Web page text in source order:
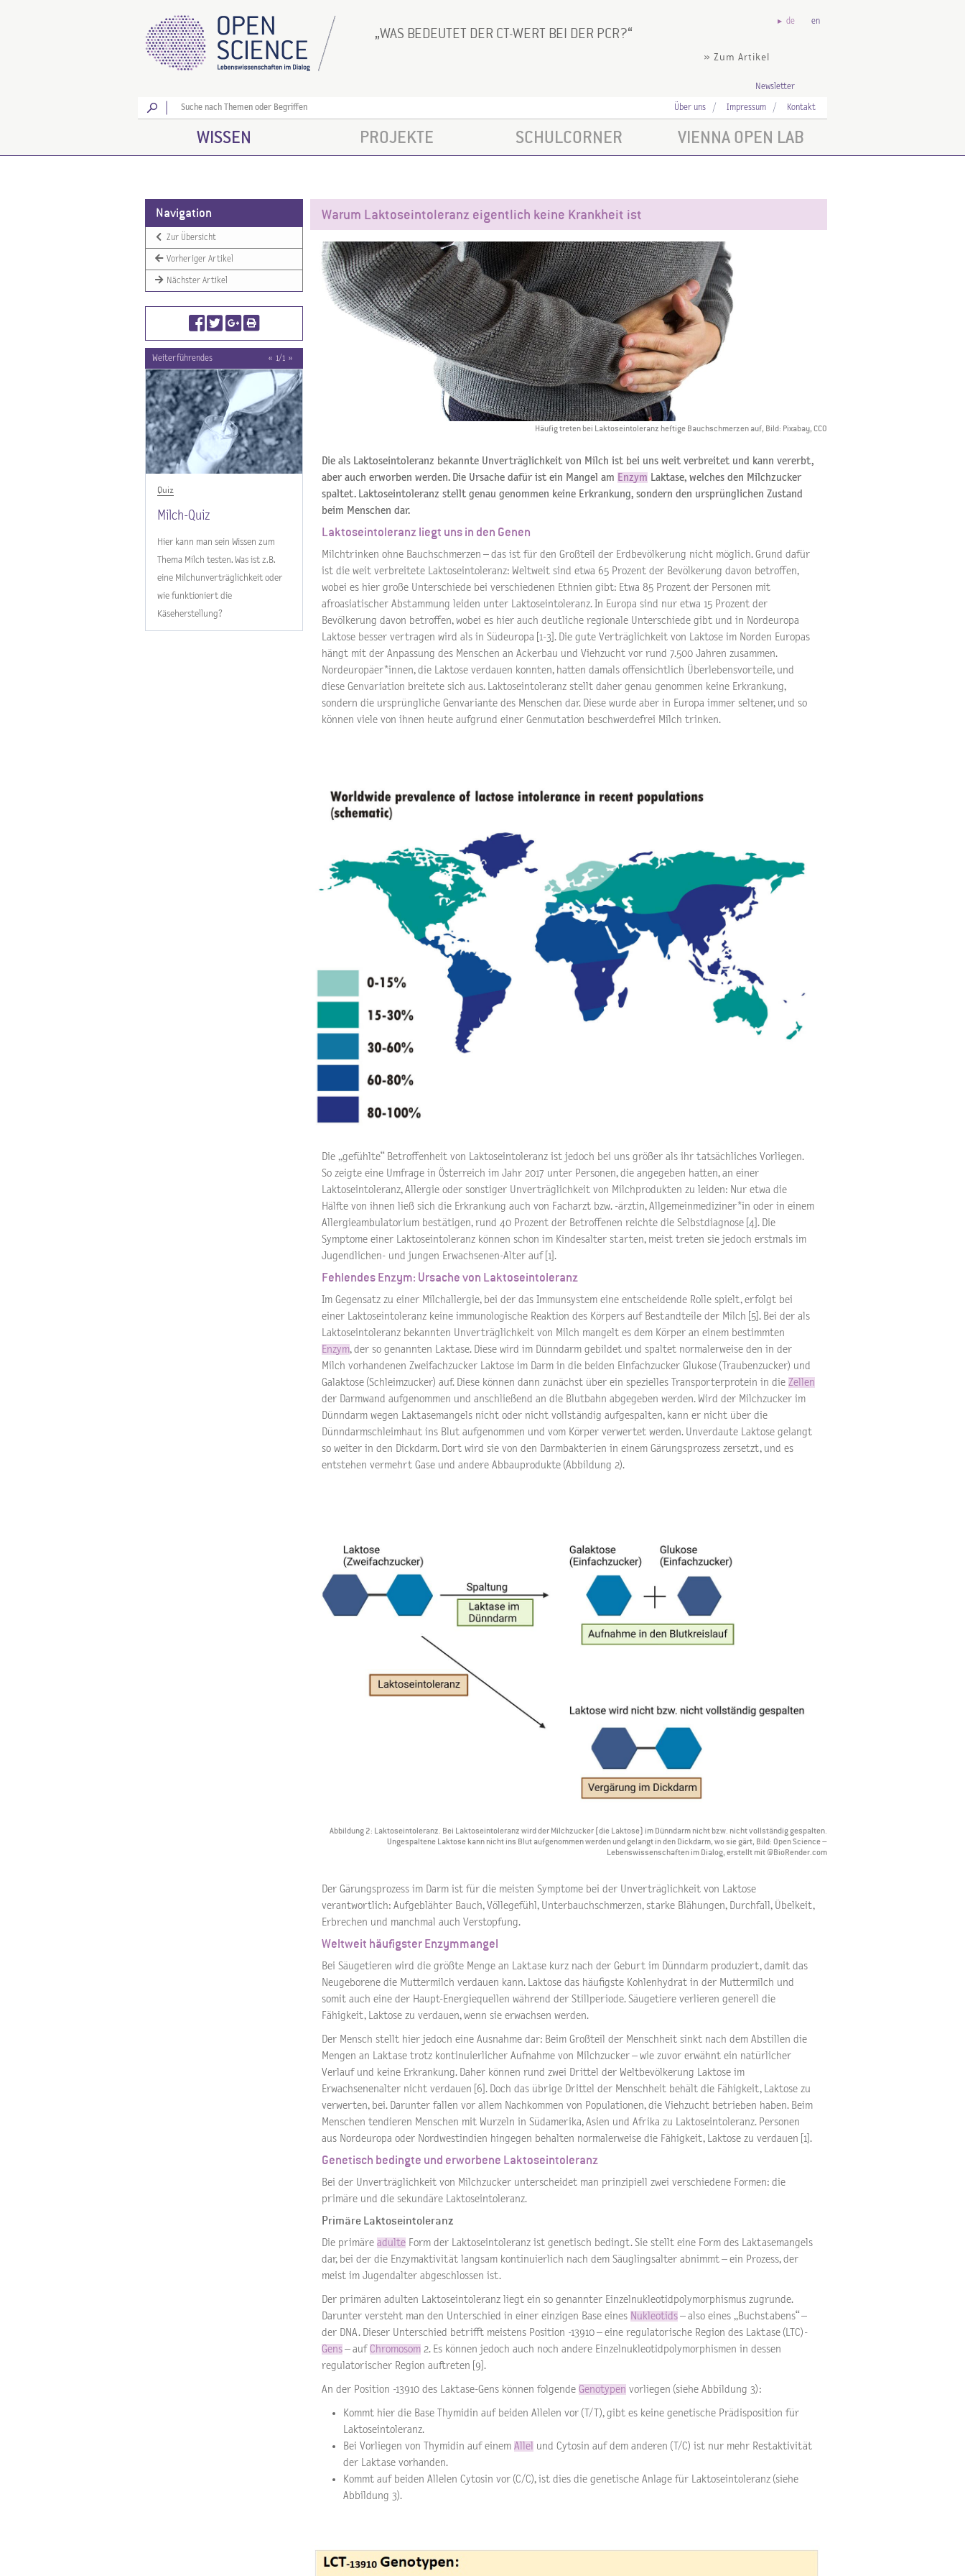
WAS BEDEUTET DER CT-WERT BEI DER PCR?
» Zum Artikel
de en
Newsletter
Los
Über uns Impressum Kontakt
WISSEN PROJEKTE SCHULCORNER VIENNA OPEN LAB
Navigation
Zur Übersicht
Vorheriger Artikel
Nächster Artikel
Weiterführendes « 1/1 »
Quiz
Milch-Quiz
Hier kann man sein Wissen zum
Thema Milch testen. Was ist z.B.
eine Milchunverträglichkeit oder
wie funktioniert die
Käseherstellung?
Warum Laktoseintoleranz eigentlich keine Krankheit ist
Häufig treten bei Laktoseintoleranz heftige Bauchschmerzen auf, Bild: Pixabay, CCO
Die als Laktoseintoleranz bekannte Unverträglichkeit von Milch ist bei uns weit verbreitet und kann vererbt,
aber auch erworben werden. Die Ursache dafür ist ein Mangel am Enzym Laktase, welches den Milchzucker
spaltet. Laktoseintoleranz stellt genau genommen keine Erkrankung, sondern den ursprünglichen Zustand
beim Menschen dar.
Laktoseintoleranz liegt uns in den Genen
Milchtrinken ohne Bauchschmerzen – das ist für den Großteil der Erdbevölkerung nicht möglich. Grund dafür
ist die weit verbreitete Laktoseintoleranz: Weltweit sind etwa 65 Prozent der Bevölkerung davon betroffen,
wobei es hier große Unterschiede bei verschiedenen Ethnien gibt: Etwa 85 Prozent der Personen mit
afroasiatischer Abstammung leiden unter Laktoseintoleranz. In Europa sind nur etwa 15 Prozent der
Bevölkerung davon betroffen, wobei es hier auch deutliche regionale Unterschiede gibt und in Nordeuropa
Laktose besser vertragen wird als in Südeuropa [1-3]. Die gute Verträglichkeit von Laktose im Norden Europas
hängt mit der Anpassung des Menschen an Ackerbau und Viehzucht vor rund 7.500 Jahren zusammen.
Nordeuropäer*innen, die Laktose verdauen konnten, hatten damals offensichtlich Überlebensvorteile, und
diese Genvariation breitete sich aus. Laktoseintoleranz stellt daher genau genommen keine Erkrankung,
sondern die ursprüngliche Genvariante des Menschen dar. Diese wurde aber in Europa immer seltener, und so
können viele von ihnen heute aufgrund einer Genmutation beschwerdefrei Milch trinken.
Die „gefühlte“ Betroffenheit von Laktoseintoleranz ist jedoch bei uns größer als ihr tatsächliches Vorliegen.
So zeigte eine Umfrage in Österreich im Jahr 2017 unter Personen, die angegeben hatten, an einer
Laktoseintoleranz, Allergie oder sonstiger Unverträglichkeit von Milchprodukten zu leiden: Nur etwa die
Hälfte von ihnen ließ sich die Erkrankung auch von Facharzt bzw. -ärztin, Allgemeinmediziner*in oder in einem
Allergieambulatorium bestätigen, rund 40 Prozent der Betroffenen reichte die Selbstdiagnose [4]. Die
Symptome einer Laktoseintoleranz können schon im Kindesalter starten, meist treten sie jedoch erstmals im
Jugendlichen- und jungen Erwachsenen-Alter auf [1].
Fehlendes Enzym: Ursache von Laktoseintoleranz
Im Gegensatz zu einer Milchallergie, bei der das Immunsystem eine entscheidende Rolle spielt, erfolgt bei
einer Laktoseintoleranz keine immunologische Reaktion des Körpers auf Bestandteile der Milch [5]. Bei der als
Laktoseintoleranz bekannten Unverträglichkeit von Milch mangelt es dem Körper an einem bestimmten
Enzym, der so genannten Laktase. Diese wird im Dünndarm gebildet und spaltet normalerweise den in der
Milch vorhandenen Zweifachzucker Laktose im Darm in die beiden Einfachzucker Glukose (Traubenzucker) und
Galaktose (Schleimzucker) auf. Diese können dann zunächst über ein spezielles Transporterprotein in die Zellen
der Darmwand aufgenommen und anschließend an die Blutbahn abgegeben werden. Wird der Milchzucker im
Dünndarm wegen Laktasemangels nicht oder nicht vollständig aufgespalten, kann er nicht über die
Dünndarmschleimhaut ins Blut aufgenommen und vom Körper verwertet werden. Unverdaute Laktose gelangt
so weiter in den Dickdarm. Dort wird sie von den Darmbakterien in einem Gärungsprozess zersetzt, und es
entstehen vermehrt Gase und andere Abbauprodukte (Abbildung 2).
Abbildung 2: Laktoseintoleranz. Bei Laktoseintoleranz wird der Milchzucker (die Laktose) im Dünndarm nicht bzw. nicht vollständig gespalten.
Ungespaltene Laktose kann nicht ins Blut aufgenommen werden und gelangt in den Dickdarm, wo sie gärt, Bild: Open Science –
Lebenswissenschaften im Dialog, erstellt mit @BioRender.com
Der Gärungsprozess im Darm ist für die meisten Symptome bei der Unverträglichkeit von Laktose
verantwortlich: Aufgeblähter Bauch, Völlegefühl, Unterbauchschmerzen, starke Blähungen, Durchfall, Übelkeit,
Erbrechen und manchmal auch Verstopfung.
Weltweit häufigster Enzymmangel
Bei Säugetieren wird die größte Menge an Laktase kurz nach der Geburt im Dünndarm produziert, damit das
Neugeborene die Muttermilch verdauen kann. Laktose das häufigste Kohlenhydrat in der Muttermilch und
somit auch eine der Haupt-Energiequellen während der Stillperiode. Säugetiere verlieren generell die
Fähigkeit, Laktose zu verdauen, wenn sie erwachsen werden.
Der Mensch stellt hier jedoch eine Ausnahme dar: Beim Großteil der Menschheit sinkt nach dem Abstillen die
Mengen an Laktase trotz kontinuierlicher Aufnahme von Milchzucker – wie zuvor erwähnt ein natürlicher
Verlauf und keine Erkrankung. Daher können rund zwei Drittel der Weltbevölkerung Laktose im
Erwachsenenalter nicht verdauen [6]. Doch das übrige Drittel der Menschheit behält die Fähigkeit, Laktose zu
verwerten, bei. Darunter fallen vor allem Nachkommen von Populationen, die Viehzucht betrieben haben. Beim
Menschen tendieren Menschen mit Wurzeln in Südamerika, Asien und Afrika zu Laktoseintoleranz. Personen
aus Nordeuropa oder Nordwestindien hingegen behalten normalerweise die Fähigkeit, Laktose zu verdauen [1].
Genetisch bedingte und erworbene Laktoseintoleranz
Bei der Unverträglichkeit von Milchzucker unterscheidet man prinzipiell zwei verschiedene Formen: die
primäre und die sekundäre Laktoseintoleranz.
Primäre Laktoseintoleranz
Die primäre adulte Form der Laktoseintoleranz ist genetisch bedingt. Sie stellt eine Form des Laktasemangels
dar, bei der die Enzymaktivität langsam kontinuierlich nach dem Säuglingsalter abnimmt – ein Prozess, der
meist im Jugendalter abgeschlossen ist.
Der primären adulten Laktoseintoleranz liegt ein so genannter Einzelnukleotidpolymorphismus zugrunde.
Darunter versteht man den Unterschied in einer einzigen Base eines Nukleotids – also eines „Buchstabens“ –
der DNA. Dieser Unterschied betrifft meistens Position -13910 – eine regulatorische Region des Laktase (LTC)-
Gens – auf Chromosom 2. Es können jedoch auch noch andere Einzelnukleotidpolymorphismen in dessen
regulatorischer Region auftreten [9].
An der Position -13910 des Laktase-Gens können folgende Genotypen vorliegen (siehe Abbildung 3):
Kommt hier die Base Thymidin auf beiden Allelen vor (T/T), gibt es keine genetische Prädisposition für
Laktoseintoleranz.
Bei Vorliegen von Thymidin auf einem Allel und Cytosin auf dem anderen (T/C) ist nur mehr Restaktivität
der Laktase vorhanden.
Kommt auf beiden Allelen Cytosin vor (C/C), ist dies die genetische Anlage für Laktoseintoleranz (siehe
Abbildung 3).